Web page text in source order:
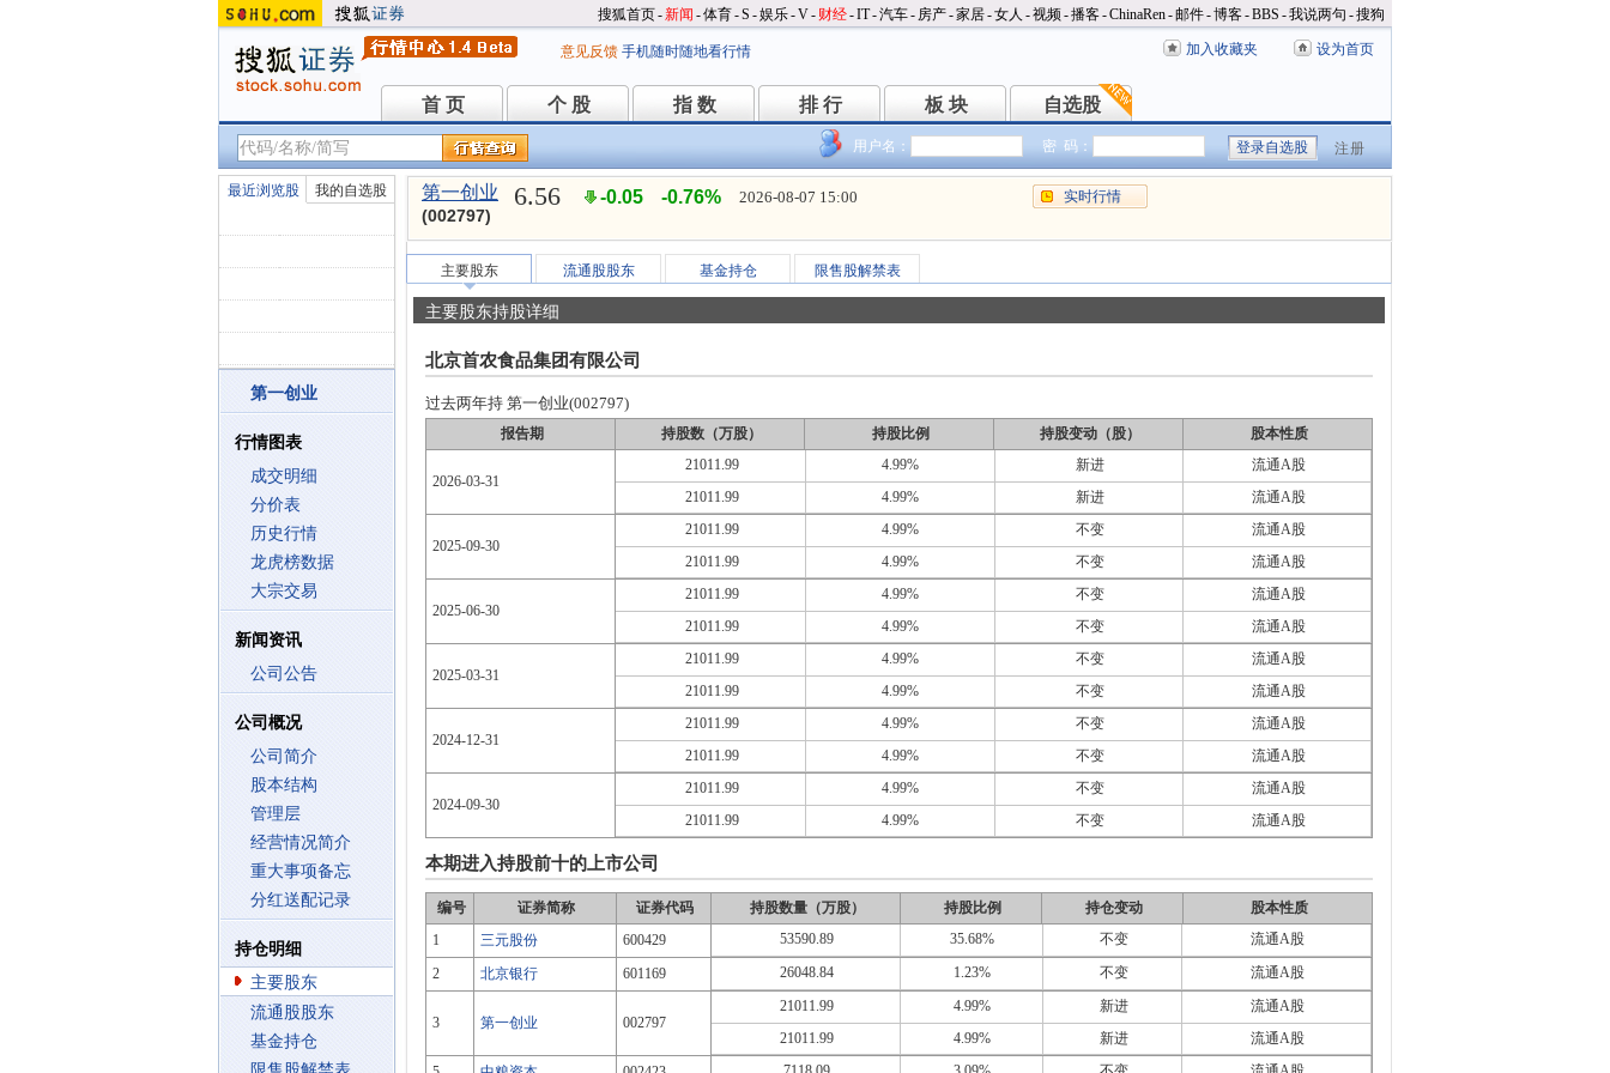
搜狐首页-新闻 -体育-S -娱乐-V- 财经-IT-汽车- 房产-家居-女人 -视频-播客-ChinaRen-邮件-博客-BBS -我说两句 -搜狗
意见反馈 手机随时随地看行情 加入收藏夹 设为首页
首 页
首 页 个 股
个 股 指 数
指 数 排 行
排 行 板 块
板 块 自选股
自选股
用户名： 密 码： 注册
最近浏览股 我的自选股
第一创业
行情图表
成交明细
分价表
历史行情
龙虎榜数据
大宗交易
新闻资讯
公司公告
公司概况
公司简介
股本结构
管理层
经营情况简介
重大事项备忘
分红送配记录
持仓明细
主要股东
流通股股东
基金持仓
第一创业
(002797)
6.56 -0.05 -0.76% 2026-08-07 15:00 实时行情
主要股东 流通股股东 基金持仓 限售股解禁表
主要股东持股详细
北京首农食品集团有限公司
过去两年持 第一创业(002797)
报告期 持股数（万股） 持股比例 持股变动（股） 股本性质
2026-03-31
21011.99 4.99% 新进
流通A股
21011.99
4.99% 新进 流通A股
2025-09-30
21011.99 4.99% 不变
流通A股
21011.99
4.99% 不变 流通A股
2025-06-30
21011.99 4.99% 不变
流通A股
21011.99
4.99% 不变 流通A股
2025-03-31
21011.99 4.99% 不变
流通A股
21011.99
4.99% 不变 流通A股
2024-12-31
21011.99 4.99% 不变
流通A股
21011.99
4.99% 不变 流通A股
2024-09-30
21011.99 4.99% 不变
流通A股
21011.99
4.99% 不变 流通A股
本期进入持股前十的上市公司
编号 证券简称 证券代码 持股数量（万股） 持股比例 持仓变动
股本性质
1
三元股份 600429 53590.89 35.68% 不变 流通A股
2 北京银行 601169 26048.84 1.23% 不变 流通A股
3 第一创业 002797
21011.99 4.99% 新进
流通A股
21011.99
4.99% 新进
流通A股